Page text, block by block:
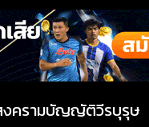
งครามบัญญัติวีรบุรุษ